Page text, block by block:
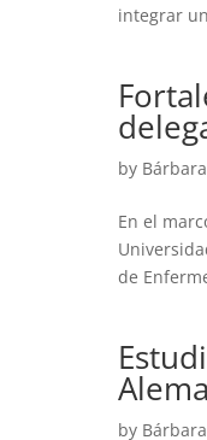
integrar
by
En el
de
by